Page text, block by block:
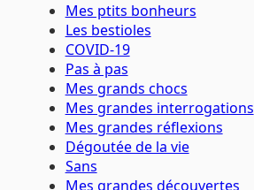
Mes ptits bonheurs
Les bestioles
COVID-19
Pas à pas
Mes grands chocs
Mes grandes interrogations
Mes grandes réflexions
Dégoutée de la vie
Sans
Mes grandes découvertes